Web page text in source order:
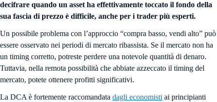
decifrare quando un asset ha effettivamente toccato il fondo della
sua fascia di prezzo è difficile, anche per i trader più esperti.
Un possibile problema con l’approccio “compra basso, vendi alto” può
essere osservato nei periodi di mercato ribassista. Se il mercato non ha
un timing corretto, potreste perdere una notevole quantità di denaro.
Tuttavia, nella remota possibilità che abbiate azzeccato il timing del
mercato, potete ottenere profitti significativi.
La DCA è fortemente raccomandata dagli economisti ai principianti